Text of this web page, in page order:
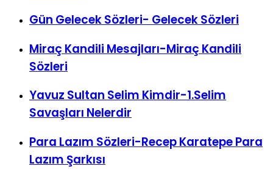
Gün Gelecek Sözleri- Gelecek Sözleri
Miraç Kandili Mesajları-Miraç Kandili
Sözleri
Yavuz Sultan Selim Kimdir-1.Selim
Savaşları Nelerdir
Para Lazım Sözleri-Recep Karatepe Para
Lazım Şarkısı